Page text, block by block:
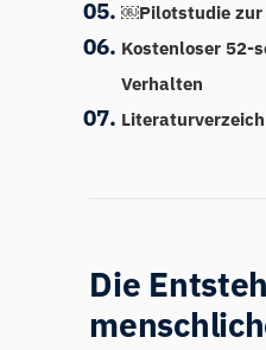
￼Pilotstudie zur
Kostenloser 52-
Verhalten
Die